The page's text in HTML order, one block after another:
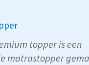
topper is een
matrastopper